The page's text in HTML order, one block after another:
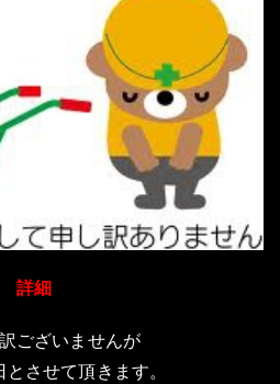
詳細
ございませんが
させて頂きます。